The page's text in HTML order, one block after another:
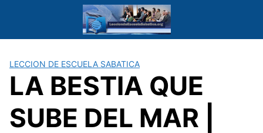
LECCION DE ESCUELA SABATICA
LA BESTIA QUE
SUBE DEL MAR |